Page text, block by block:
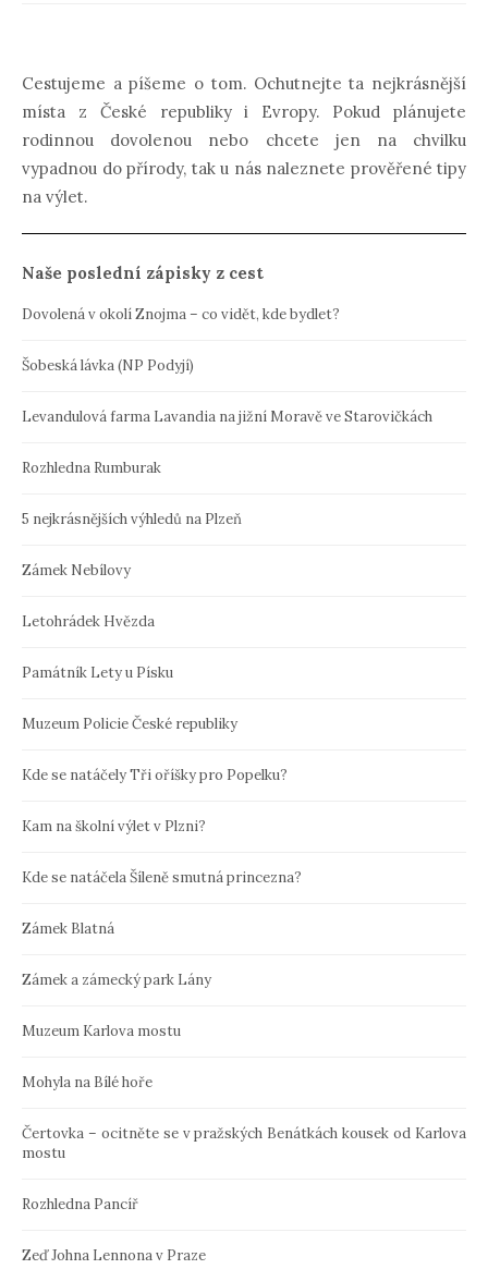
Cestujeme a píšeme o tom. Ochutnejte ta nejkrásnější
místa z České republiky i Evropy. Pokud plánujete
rodinnou dovolenou nebo chcete jen na chvilku
vypadnou do přírody, tak u nás naleznete prověřené tipy
na výlet.
Naše poslední zápisky z cest
Dovolená v okolí Znojma – co vidět, kde bydlet?
Šobeská lávka (NP Podyjí)
Levandulová farma Lavandia na jižní Moravě ve Starovičkách
Rozhledna Rumburak
5 nejkrásnějších výhledů na Plzeň
Zámek Nebílovy
Letohrádek Hvězda
Památník Lety u Písku
Muzeum Policie České republiky
Kde se natáčely Tři oříšky pro Popelku?
Kam na školní výlet v Plzni?
Kde se natáčela Šíleně smutná princezna?
Zámek Blatná
Zámek a zámecký park Lány
Muzeum Karlova mostu
Mohyla na Bílé hoře
Čertovka – ocitněte se v pražských Benátkách kousek od Karlova
mostu
Rozhledna Pancíř
Zeď Johna Lennona v Praze